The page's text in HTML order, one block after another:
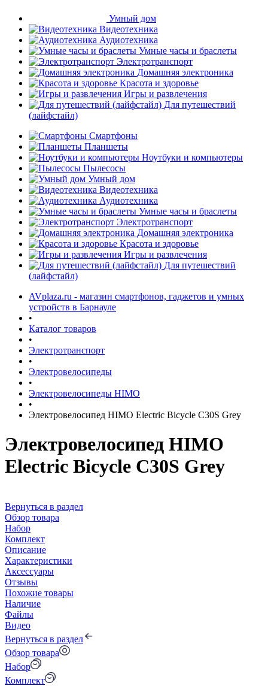
Умный дом
Видеотехника
Аудиотехника
Умные часы и браслеты
Электротранспорт
Домашняя электроника
Красота и здоровье
Игры и развлечения
Для путешествий
(лайфстайл)
Смартфоны
Планшеты
Ноутбуки и компьютеры
Пылесосы
Умный дом
Видеотехника
Аудиотехника
Умные часы и браслеты
Электротранспорт
Домашняя электроника
Красота и здоровье
Игры и развлечения
Для путешествий
(лайфстайл)
AVplaza.ru - магазин смартфонов, гаджетов и умных
устройств в Барнауле
•
Каталог товаров
•
Электротранспорт
•
Электровелосипеды
•
Электровелосипеды HIMO
•
Электровелосипед HIMO Electric Bicycle C30S Grey
Электровелосипед HIMO
Electric Bicycle C30S Grey
Вернуться в раздел
Обзор товара
Набор
Комплект
Описание
Характеристики
Аксессуары
Отзывы
Похожие товары
Наличие
Файлы
Видео
Вернуться в раздел
Обзор товара
Набор
Комплект
раз в 2 недели